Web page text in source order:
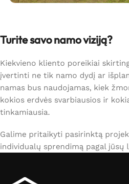
Turite savo namo viziją?
Kiekvieno kliento poreikiai
įvertinti ne tik namo dydį ar
namas bus naudojamas, kiek
kokios erdvės svarbiausios ir
tinkamiausia.
Galime pritaikyti pasirinktą
individualų sprendimą pagal jūsų